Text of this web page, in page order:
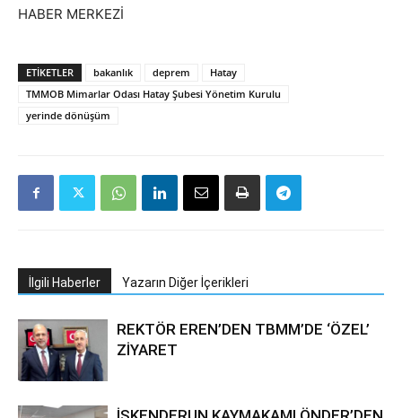
HABER MERKEZİ
ETIKETLER bakanlık deprem
Hatay
TMMOB Mimarlar Odası Hatay Şubesi Yönetim Kurulu
yerinde dönüşüm
İlgili Haberler Yazarın Diğer İçerikleri
REKTÖR EREN’DEN TBMM’DE ‘ÖZEL’
ZİYARET